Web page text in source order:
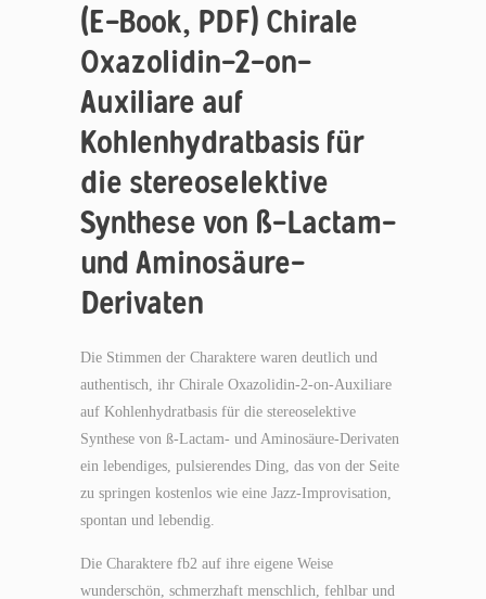
(E-Book, PDF) Chirale
Oxazolidin-2-on-
Auxiliare auf
Kohlenhydratbasis für
die stereoselektive
Synthese von ß-Lactam-
und Aminosäure-
Derivaten
Die Stimmen der Charaktere waren deutlich und
authentisch, ihr Chirale Oxazolidin-2-on-Auxiliare
auf Kohlenhydratbasis für die stereoselektive
Synthese von ß-Lactam- und Aminosäure-Derivaten
ein lebendiges, pulsierendes Ding, das von der Seite
zu springen kostenlos wie eine Jazz-Improvisation,
spontan und lebendig.
Die Charaktere fb2 auf ihre eigene Weise
wunderschön, schmerzhaft menschlich, fehlbar und